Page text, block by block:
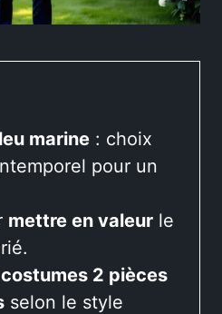
marine : choix
pour un
mettre en valeur le
costumes 2 pièces
selon le style